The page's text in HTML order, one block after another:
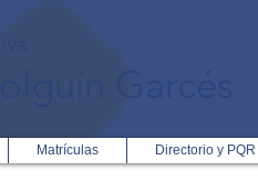
Matrículas Directorio y PQR